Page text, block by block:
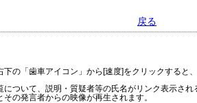
戻る
下の「歯車アイコン」から[速度]をクリックすると
について、説明・質疑者等の氏名がリンク表示さ
その発言者からの映像が再生されます。